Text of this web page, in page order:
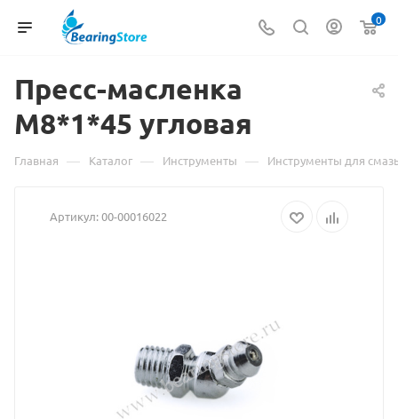
0
Пресс-масленка
М8*1*45 Материал
о
Пресс-
угловая
взят
с
угловая
Главная — Каталог — Инструменты — Инструменты для
Артикул:00-00016022